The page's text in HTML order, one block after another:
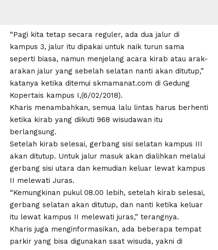
“Pagi kita tetap secara reguler, ada dua jalur di
kampus 3, jalur itu dipakai untuk naik turun sama
seperti biasa, namun menjelang acara kirab atau arak-
arakan jalur yang sebelah selatan nanti akan ditutup,”
katanya ketika ditemui skmamanat.com di Gedung
Kopertais kampus I,(6/02/2018).
Kharis menambahkan, semua lalu lintas harus berhenti
ketika kirab yang diikuti 968 wisudawan itu
berlangsung.
Setelah kirab selesai, gerbang sisi selatan kampus III
akan ditutup. Untuk jalur masuk akan dialihkan melalui
gerbang sisi utara dan kemudian keluar lewat kampus
II melewati Juras.
“Kemungkinan pukul 08.00 lebih, setelah kirab selesai,
gerbang selatan akan ditutup, dan nanti ketika keluar
itu lewat kampus II melewati juras,” terangnya.
Kharis juga menginformasikan, ada beberapa tempat
parkir yang bisa digunakan saat wisuda, yakni di